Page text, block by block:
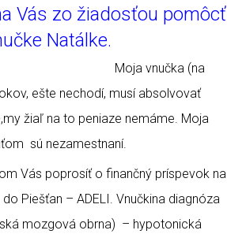
Vás zo žiadosťou pomôcť
vnučke Natálke.
Moja vnučka (na
ešte nechodí, musí absolvovať
žiaľ na to peniaze nemáme. Moja
sú nezamestnaní.
Vás poprosíť o finančný príspevok na
Piešťan – ADELI. Vnučkina diagnóza
mozgová obrna) – hypotonická